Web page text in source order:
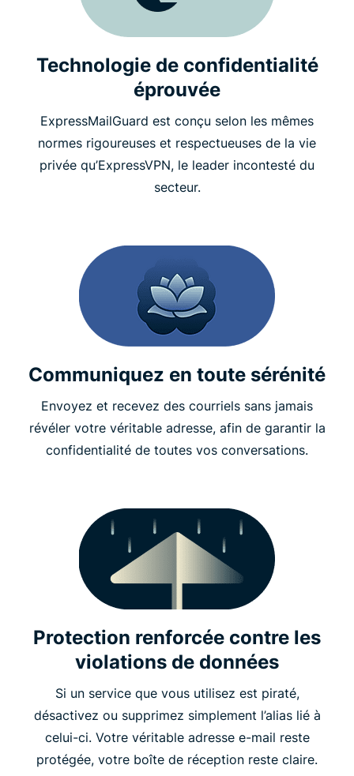
Technologie de confidentialité
éprouvée
ExpressMailGuard est conçu selon les mêmes
normes rigoureuses et respectueuses de la vie
privée qu’ExpressVPN, le leader incontesté du
secteur.
Communiquez en toute sérénité
Envoyez et recevez des courriels sans jamais
révéler votre véritable adresse, afin de garantir la
confidentialité de toutes vos conversations.
Protection renforcée contre les
violations de données
Si un service que vous utilisez est piraté,
désactivez ou supprimez simplement l’alias lié à
celui-ci. Votre véritable adresse e-mail reste
protégée, votre boîte de réception reste claire.